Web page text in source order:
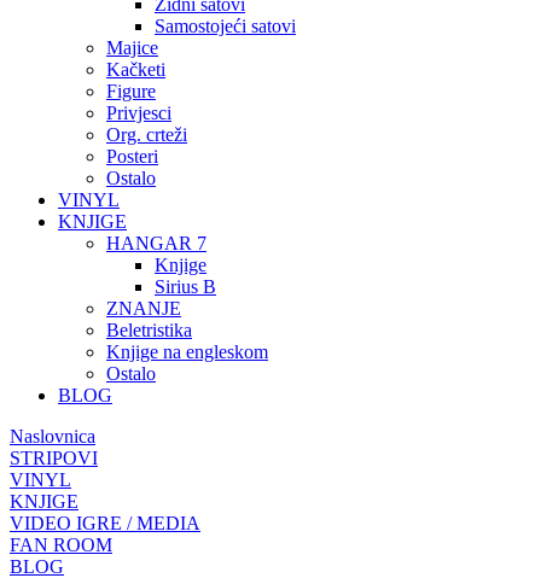
Zidni satovi
Samostojeći satovi
Majice
Kačketi
Figure
Privjesci
Org. crteži
Posteri
Ostalo
VINYL
KNJIGE
HANGAR 7
Knjige
Sirius B
ZNANJE
Beletristika
Knjige na engleskom
Ostalo
BLOG
Naslovnica
STRIPOVI
VINYL
KNJIGE
VIDEO IGRE / MEDIA
FAN ROOM
BLOG